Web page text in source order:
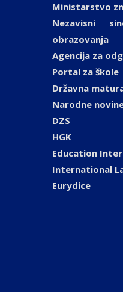
Ministarstvo
Nezavisni
obrazovanja
Agencija za
Portal za škole
Državna
Narodne
DZS
HGK
Education
International
Eurydice